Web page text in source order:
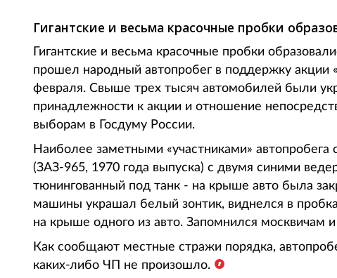
Гигантские и весьма красочные пробки
Гигантские и весьма красочные пробки
прошел народный автопробег в поддержку акции
февраля. Свыше трех тысяч автомобилей были
принадлежности к акции и отношение
выборам в Госдуму России.
Наиболее заметными «участниками» автопробега
(ЗАЗ-965, 1970 года выпуска) с двумя синими
тюнингованный под танк - на крыше авто была
машины украшал белый зонтик, виднелся в
на крыше одного из авто. Запомнился москвичам
Как сообщают местные стражи порядка,
каких-либо ЧП не произошло.